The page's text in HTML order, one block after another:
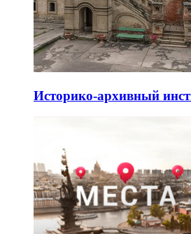
Историко-архивный